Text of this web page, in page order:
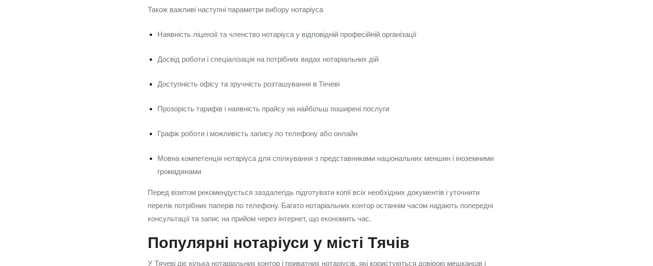
Також важливі наступні параметри вибору нотаріуса
Наявність ліцензії та членство нотаріуса у відповідній професійній організації
Досвід роботи і спеціалізація на потрібних видах нотаріальних дій
Доступність офісу та зручність розташування в Тячеві
Прозорість тарифів і наявність прайсу на найбільш поширені послуги
Графік роботи і можливість запису по телефону або онлайн
Мовна компетенція нотаріуса для спілкування з представниками національних меншин і іноземними
громадянами
Перед візитом рекомендується заздалегідь підготувати копії всіх необхідних документів і уточнити
перелік потрібних паперів по телефону. Багато нотаріальних контор останнім часом надають попередні
консультації та запис на прийом через інтернет, що економить час.
Популярні нотаріуси у місті Тячів
У Тячеві діє кілька нотаріальних контор і приватних нотаріусів, які користуються довірою мешканців і